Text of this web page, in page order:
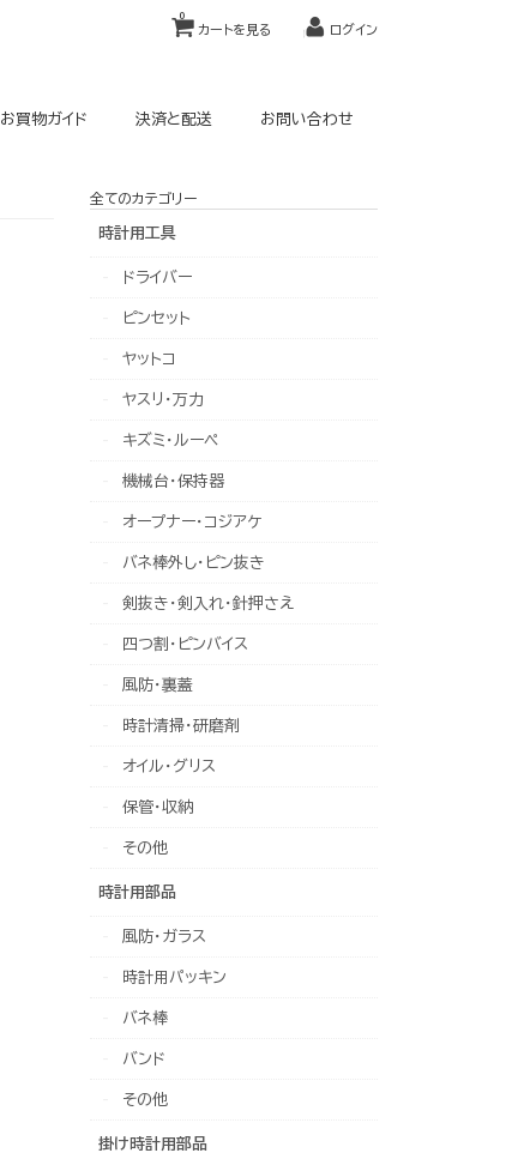
カートを見る
0
ログイン
お買物ガイド 決済と配送 お問い合わせ
全てのカテゴリー
時計用工具
ドライバー
ピンセット
ヤットコ
ヤスリ・万力
キズミ・ルーペ
機械台・保持器
オープナー・コジアケ
バネ棒外し・ピン抜き
剣抜き・剣入れ・針押さえ
四つ割・ピンバイス
風防・裏蓋
時計清掃・研磨剤
オイル・グリス
保管・収納
その他
時計用部品
風防・ガラス
時計用パッキン
バネ棒
バンド
その他
掛け時計用部品